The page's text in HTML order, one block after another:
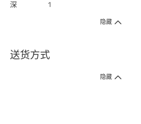
深 1
隐藏
送货方式
1. 送货到府（受卫生署条例规管产品除外 ）
隐藏